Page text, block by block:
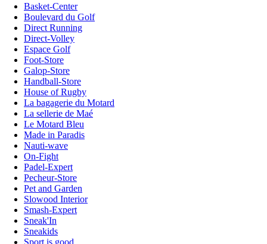
Basket-Center
Boulevard du Golf
Direct Running
Direct-Volley
Espace Golf
Foot-Store
Galop-Store
Handball-Store
House of Rugby
La bagagerie du Motard
La sellerie de Maé
Le Motard Bleu
Made in Paradis
Nauti-wave
On-Fight
Padel-Expert
Pecheur-Store
Pet and Garden
Slowood Interior
Smash-Expert
Sneak'In
Sneakids
Sport is good